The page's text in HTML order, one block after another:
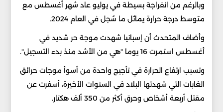
وبالرغم من انفراجة بسيطة في يوليو عاد شهر أغسطس مع
متوسط درجة حرارة يماثل ما سُجل في العام 2024.
وأضاف المتحدث أن إسبانيا شهدت موجة حر شديد في
أغسطس استمرت 16 يوما "هي من الأشد منذ بدء التسجيل".
وتسبب ارتفاع الحرارة في تأجيج واحدة من أسوأ موجات حرائق
الغابات التي شهدتها البلاد في السنوات الأخيرة، أسفرت عن
مقتل أربعة أشخاص وحرق أكثر من 350 ألف هكتار.